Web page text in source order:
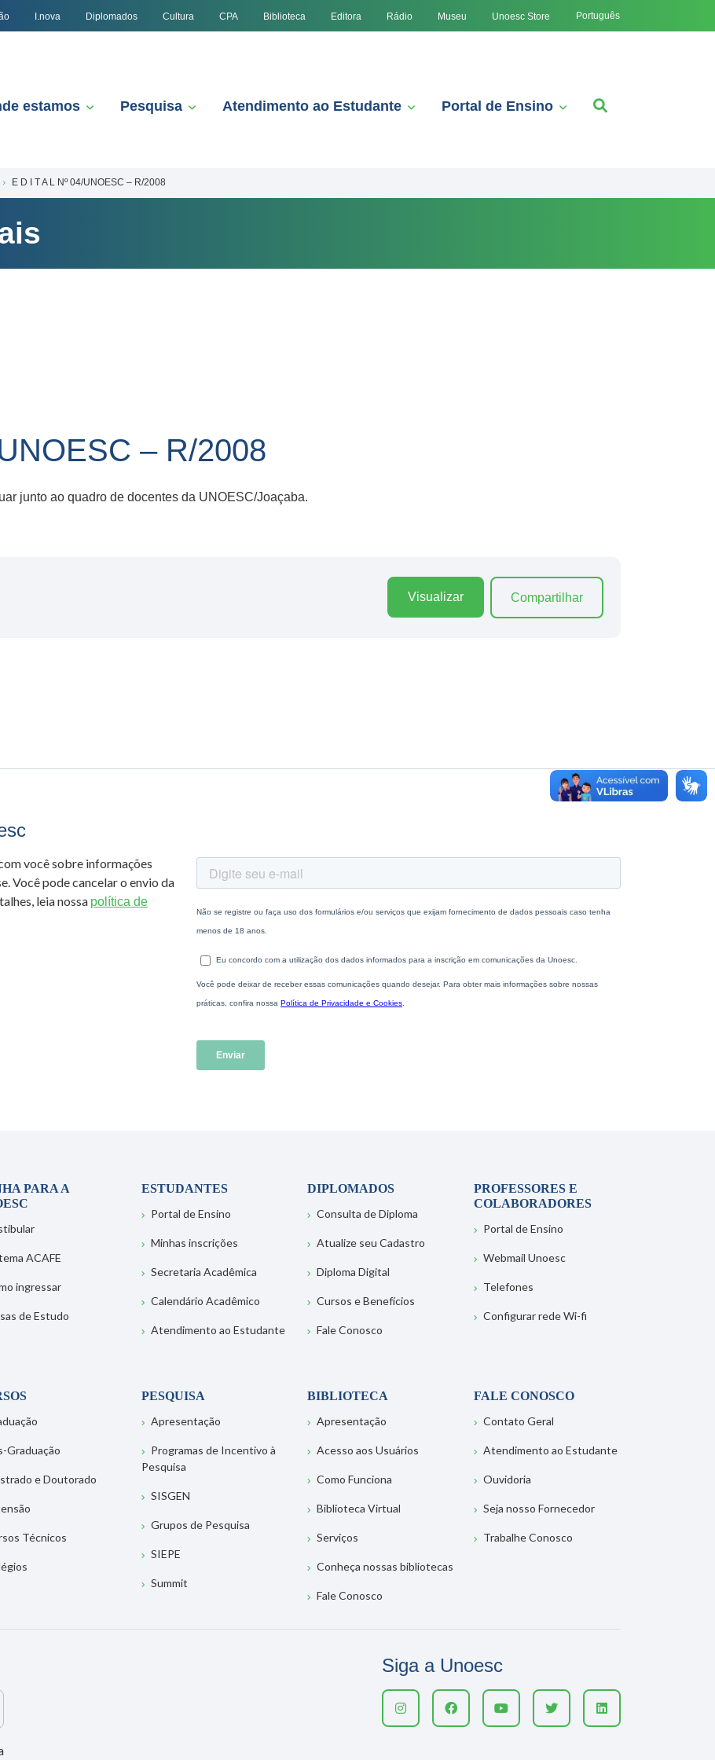
I.nova Diplomados Cultura CPA Biblioteca Editora Rádio Museu Unoesc Store Português
estamos Pesquisa Atendimento ao Estudante Portal de Ensino
E D I T A L Nº 04/UNOESC – R/2008
– R/2008
junto ao quadro de docentes da UNOESC/Joaçaba.
Visualizar Compartilhar
você sobre informações
Você pode cancelar o envio da
leia nossa política de
PARA A
ACAFE
ingressar
de Estudo
ESTUDANTES
Portal de Ensino
Minhas inscrições
Secretaria Acadêmica
Calendário Acadêmico
Atendimento ao Estudante
DIPLOMADOS
Consulta de Diploma
Atualize seu Cadastro
Diploma Digital
Cursos e Benefícios
Fale Conosco
PROFESSORES E
COLABORADORES
Portal de Ensino
Webmail Unoesc
Telefones
Configurar rede Wi-fi
Graduação
e Doutorado
Técnicos
PESQUISA
Apresentação
Programas de Incentivo à
Pesquisa
SISGEN
Grupos de Pesquisa
SIEPE
Summit
BIBLIOTECA
Apresentação
Acesso aos Usuários
Como Funciona
Biblioteca Virtual
Serviços
Conheça nossas bibliotecas
Fale Conosco
FALE CONOSCO
Contato Geral
Atendimento ao Estudante
Ouvidoria
Seja nosso Fornecedor
Trabalhe Conosco
Siga a Unoesc